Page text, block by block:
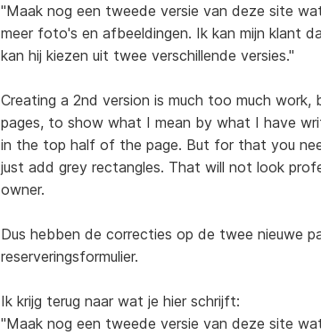
"Maak nog een tweede versie van deze site
meer foto's en afbeeldingen. Ik kan mijn klant
kan hij kiezen uit twee verschillende versies."
Creating a 2nd version is much too much
pages, to show what I mean by what I have
in the top half of the page. But for that you
just add grey rectangles. That will not look
owner.
Dus hebben de correcties op de twee nieuwe
reserveringsformulier.
Ik krijg terug naar wat je hier schrijft:
"Maak nog een tweede versie van deze site